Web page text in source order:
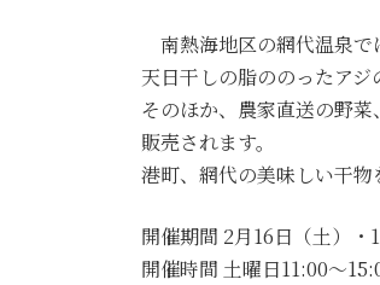
南熱海地区の網代温泉で
天日干しの脂ののったアジ
そのほか、農家直送の野
販売されます。
港町、網代の美味しい干物
開催期間 2月16日（土）・
開催時間 土曜日11:00～